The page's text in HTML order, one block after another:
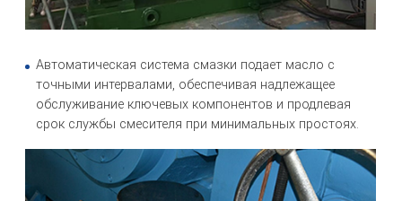
Автоматическая система смазки подает масло с
точными интервалами, обеспечивая надлежащее
обслуживание ключевых компонентов и продлевая
срок службы смесителя при минимальных простоях.